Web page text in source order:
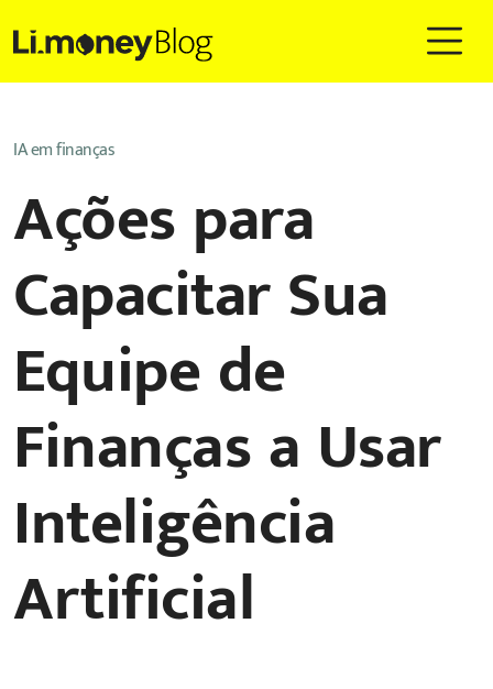
IA em finanças
Ações para
Capacitar Sua
Equipe de
Finanças a Usar
Inteligência
Artificial